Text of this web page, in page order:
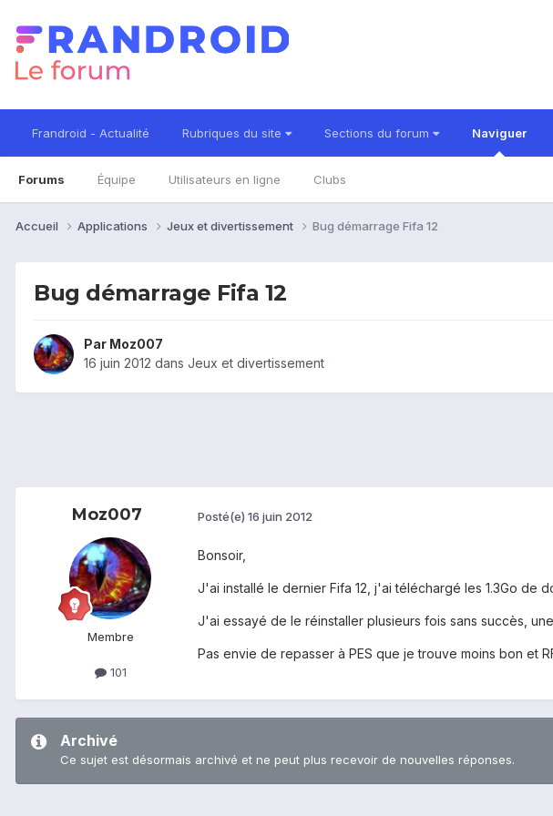
Frandroid - Actualité Rubriques du site Sections du forum Naviguer
Forums Équipe Utilisateurs en ligne Clubs
Accueil Applications Jeux et divertissement Bug démarrage Fifa 12
Bug démarrage Fifa 12
Par Moz007
16 juin 2012 dans Jeux et divertissement
Moz007
Membre
101
Posté(e) 16 juin 2012
Bonsoir,
J'ai installé le dernier Fifa 12, j'ai téléchargé les 1.3Go de
J'ai essayé de le réinstaller plusieurs fois sans succès,
Pas envie de repasser à PES que je trouve moins bon et
Archivé
Ce sujet est désormais archivé et ne peut plus recevoir de nouvelles réponses.